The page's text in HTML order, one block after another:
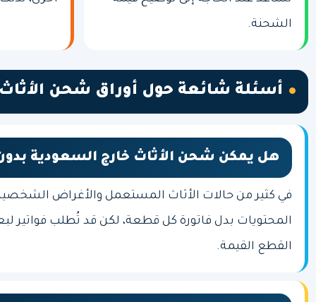
الشحنة.
أسئلة شائعة حول أوراق شحن
هل يمكن شحن الأثاث خارج السعودية
في كثير من حالات الأثاث المستعمل والأغراض
المحتويات بدل فاتورة كل قطعة، لكن قد تُطلب فواتير
القطع القيمة.